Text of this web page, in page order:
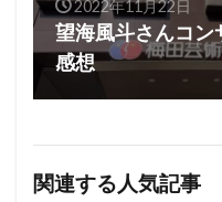
2022年11月22日
望海風斗さんコ
感想
関連する人気記事